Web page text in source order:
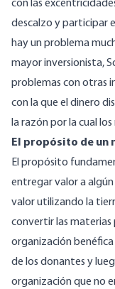
con las
descalzo y participar
hay un problema
mayor inversionista,
problemas con otras
con la que el dinero
la razón por la cual
El propósito de un
El propósito
entregar valor a
valor utilizando la
convertir las materias
organización
de los donantes y
organización que no